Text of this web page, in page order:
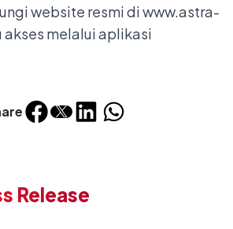
website resmi diwww.astra-
akses melalui aplikasi
Release